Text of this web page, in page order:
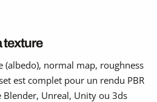
texture
(albedo), normal map, roughness
est complet pour un rendu PBR
Blender, Unreal, Unity ou 3ds